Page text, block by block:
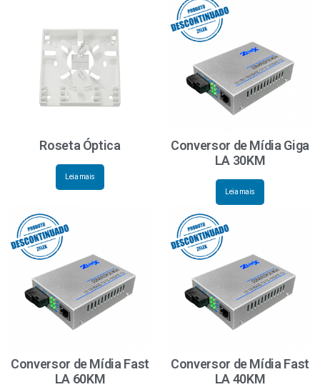
Roseta Óptica
Leia mais
Conversor de Mídia Giga
LA 30KM
Leia mais
Conversor de Mídia Fast
LA 60KM
Conversor de Mídia Fast
LA 40KM